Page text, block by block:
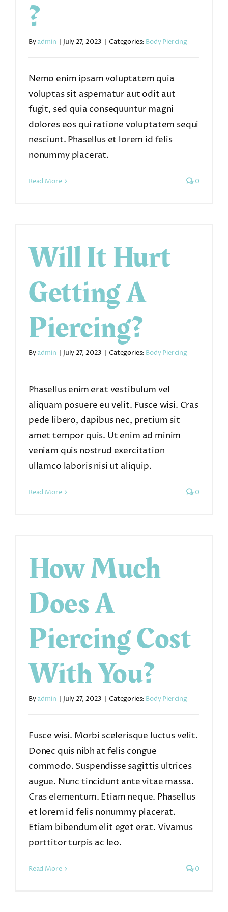
?
Byadmin July 27, 2023 Categories: Body Piercing
Nemo enim ipsam voluptatem quia
voluptas sit aspernatur aut odit aut
fugit, sed quia consequuntur magni
dolores eos qui ratione voluptatem sequi
nesciunt. Phasellus et lorem id felis
nonummy placerat.
Read More 0
Will It Hurt
Getting A
Piercing?
Byadmin July 27, 2023 Categories: Body Piercing
Phasellus enim erat vestibulum vel
aliquam posuere eu velit. Fusce wisi. Cras
pede libero, dapibus nec, pretium sit
amet tempor quis. Ut enim ad minim
veniam quis nostrud exercitation
ullamco laboris nisi ut aliquip.
Read More 0
How Much
Does A
Piercing Cost
With You?
Byadmin July 27, 2023 Categories: Body Piercing
Fusce wisi. Morbi scelerisque luctus velit.
Donec quis nibh at felis congue
commodo. Suspendisse sagittis ultrices
augue. Nunc tincidunt ante vitae massa.
Cras elementum. Etiam neque. Phasellus
et lorem id felis nonummy placerat.
Etiam bibendum elit eget erat. Vivamus
porttitor turpis ac leo.
Read More 0